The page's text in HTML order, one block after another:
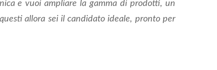
e vuoi ampliare la gamma di prodotti, un
allora sei il candidato ideale, pronto per